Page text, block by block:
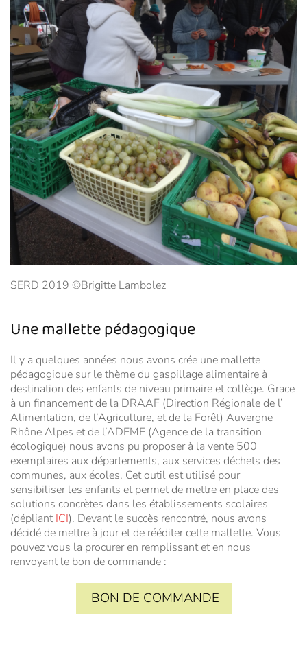
SERD 2019 ©Brigitte Lambolez
Une mallette pédagogique
Il y a quelques années nous avons crée une mallette
pédagogique sur le thème du gaspillage alimentaire à
destination des enfants de niveau primaire et collège. Grace
à un financement de la DRAAF (Direction Régionale de l’
Alimentation, de l’Agriculture, et de la Forêt) Auvergne
Rhône Alpes et de l’ADEME (Agence de la transition
écologique) nous avons pu proposer à la vente 500
exemplaires aux départements, aux services déchets des
communes, aux écoles. Cet outil est utilisé pour
sensibiliser les enfants et permet de mettre en place des
solutions concrètes dans les établissements scolaires
(dépliantICI). Devant le succès rencontré, nous avons
décidé de mettre à jour et de rééditer cette mallette. Vous
pouvez vous la procurer en remplissant et en nous
renvoyant le bon de commande :
BON DE COMMANDE